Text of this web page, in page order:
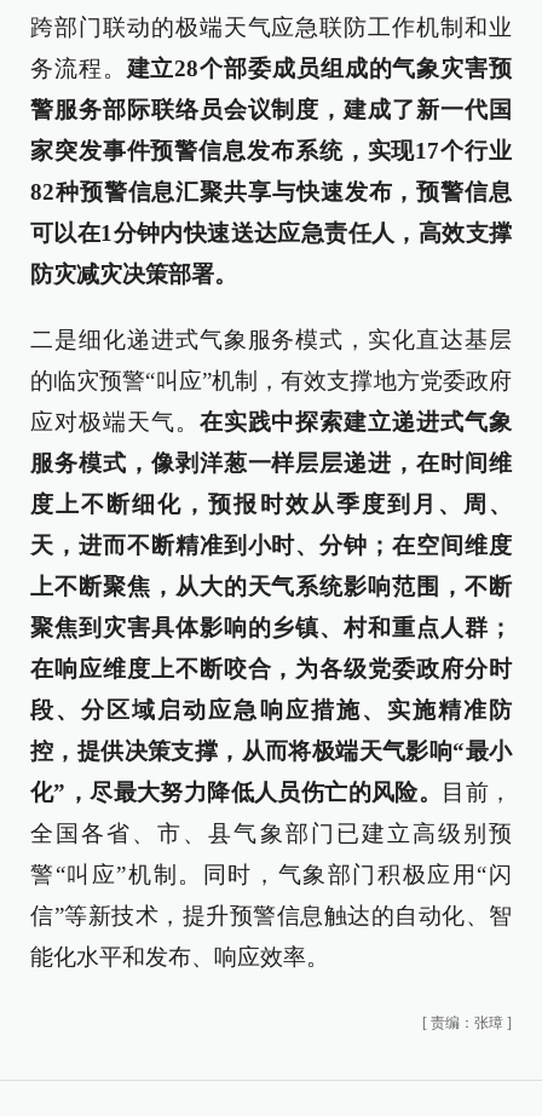
跨部门联动的极端天气应急联防工作机制和业
务流程。 建立28个部委成员组成的气象灾害预
警服务部际联络员会议制度，建成了新一代国
家突发事件预警信息发布系统，实现17个行业
82种预警信息汇聚共享与快速发布，预警信息
可以在1分钟内快速送达应急责任人，高效支撑
防灾减灾决策部署。
二是细化递进式气象服务模式，实化直达基层
的临灾预警“叫应”机制，有效支撑地方党委政府
应对极端天气。 在实践中探索建立递进式气象
服务模式，像剥洋葱一样层层递进，在时间维
度上不断细化，预报时效从季度到月、周、
天，进而不断精准到小时、分钟；在空间维度
上不断聚焦，从大的天气系统影响范围，不断
聚焦到灾害具体影响的乡镇、村和重点人群；
在响应维度上不断咬合，为各级党委政府分时
段、分区域启动应急响应措施、实施精准防
控，提供决策支撑，从而将极端天气影响“最小
化”，尽最大努力降低人员伤亡的风险。 目前，
全国各省、市、县气象部门已建立高级别预
警“叫应”机制。同时，气象部门积极应用“闪
信”等新技术，提升预警信息触达的自动化、智
能化水平和发布、响应效率。
[ 责编：张璋 ]